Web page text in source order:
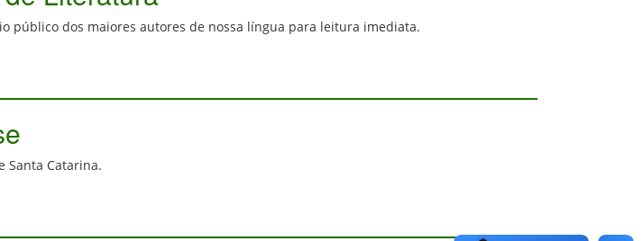
público dos maiores autores de nossa língua para leitura imediata.
Santa Catarina.